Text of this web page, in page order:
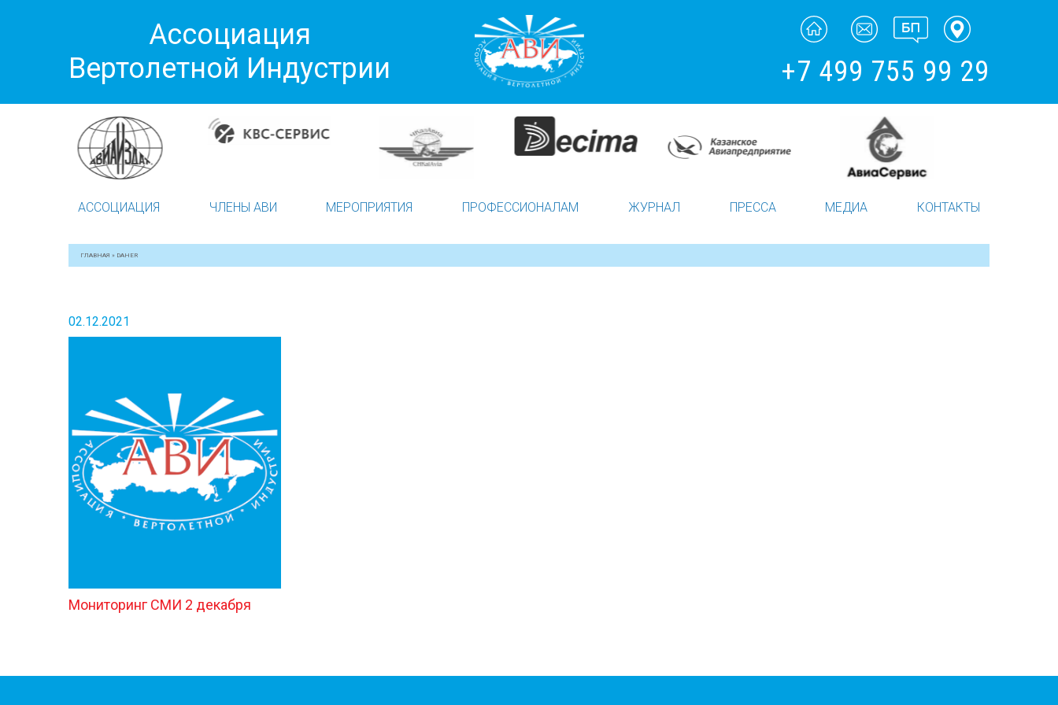
Ассоциация
Вертолетной Индустрии
+7 499 755 99 29
АССОЦИАЦИЯ ЧЛЕНЫ АВИ МЕРОПРИЯТИЯ ПРОФЕССИОНАЛАМ ЖУРНАЛ ПРЕССА МЕДИА КОНТАКТЫ
ГЛАВНАЯ » DAHER
02.12.2021
Мониторинг СМИ 2 декабря